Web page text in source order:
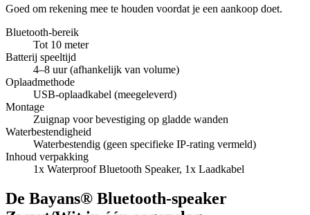
Goed om rekening mee te houden voordat je een aankoop doet.
Bluetooth-bereik
Tot 10 meter
Batterij speeltijd
4–8 uur (afhankelijk van volume)
Oplaadmethode
USB-oplaadkabel (meegeleverd)
Montage
Zuignap voor bevestiging op gladde wanden
Waterbestendigheid
Waterbestendig (geen specifieke IP-rating vermeld)
Inhoud verpakking
1x Waterproof Bluetooth Speaker, 1x Laadkabel
De Bayans® Bluetooth-speaker